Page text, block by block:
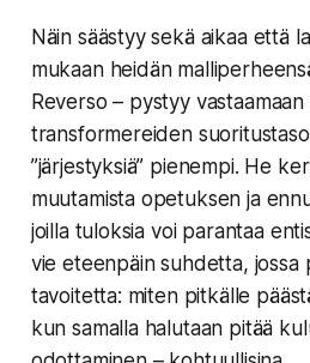
Näin säästyy sekä aikaa että
mukaan heidän
Reverso – pystyy
transformereiden
”järjestyksiä” pienempi. He
muutamista opetuksen ja
joilla tuloksia voi parantaa
vie eteenpäin suhdetta, jossa
tavoitetta: miten pitkälle
kun samalla halutaan pitää